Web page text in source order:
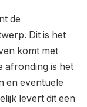
de
Dit is het
komt met
afronding is het
en eventuele
levert dit een